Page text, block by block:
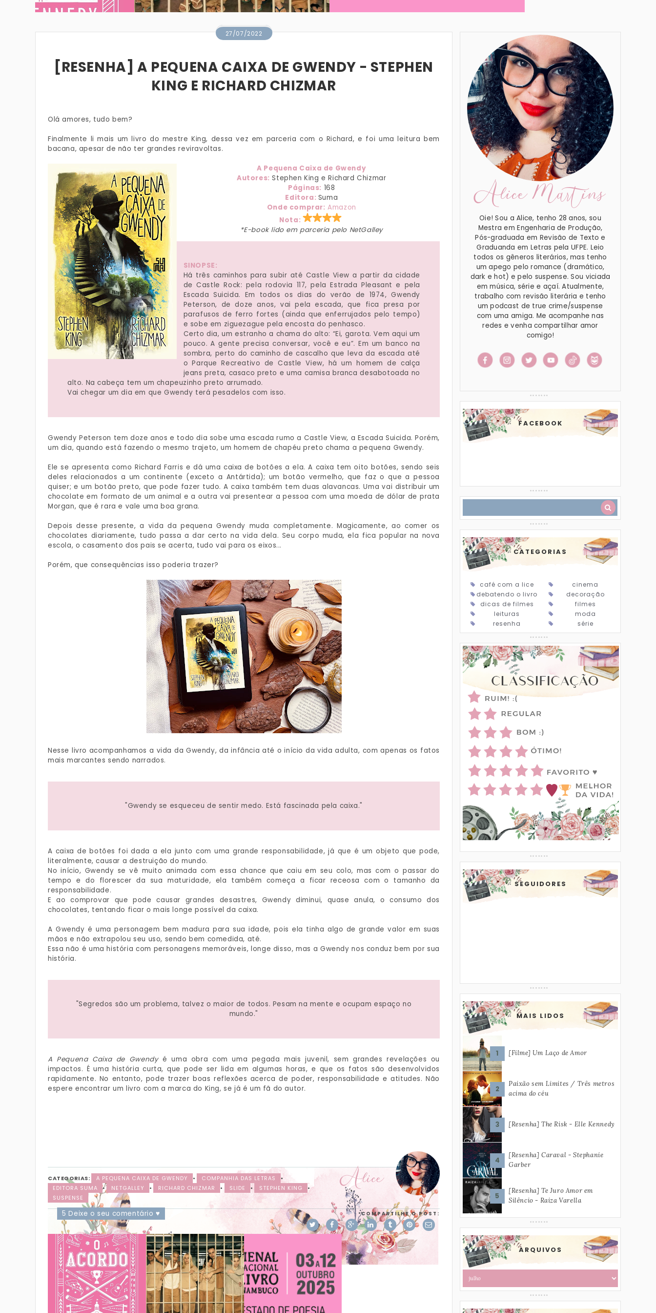
27/07/2022
[RESENHA] A PEQUENA CAIXA DE GWENDY - STEPHEN
KING E RICHARD CHIZMAR
Olá amores, tudo bem?
Finalmente li mais um livro do mestre King, dessa vez em parceria com o Richard, e foi uma leitura bem
bacana, apesar de não ter grandes reviravoltas.
A Pequena Caixa de Gwendy
Autores: Stephen King e Richard Chizmar
Páginas: 168
Editora: Suma
Onde comprar: Amazon
Nota:
*E-book lido em parceria pelo NetGalley
SINOPSE:
Há três caminhos para subir até Castle View a partir da cidade
de Castle Rock: pela rodovia 117, pela Estrada Pleasant e pela
Escada Suicida. Em todos os dias do verão de 1974, Gwendy
Peterson, de doze anos, vai pela escada, que fica presa por
parafusos de ferro fortes (ainda que enferrujados pelo tempo)
e sobe em ziguezague pela encosta do penhasco.
Certo dia, um estranho a chama do alto: “Ei, garota. Vem aqui um
pouco. A gente precisa conversar, você e eu”. Em um banco na
sombra, perto do caminho de cascalho que leva da escada até
o Parque Recreativo de Castle View, há um homem de calça
jeans preta, casaco preto e uma camisa branca desabotoada no
alto. Na cabeça tem um chapeuzinho preto arrumado.
Vai chegar um dia em que Gwendy terá pesadelos com isso.
Gwendy Peterson tem doze anos e todo dia sobe uma escada rumo a Castle View, a Escada Suicida. Porém,
um dia, quando está fazendo o mesmo trajeto, um homem de chapéu preto chama a pequena Gwendy.
Ele se apresenta como Richard Farris e dá uma caixa de botões a ela. A caixa tem oito botões, sendo seis
deles relacionados a um continente (exceto a Antártida); um botão vermelho, que faz o que a pessoa
quiser; e um botão preto, que pode fazer tudo. A caixa também tem duas alavancas. Uma vai distribuir um
chocolate em formato de um animal e a outra vai presentear a pessoa com uma moeda de dólar de prata
Morgan, que é rara e vale uma boa grana.
Depois desse presente, a vida da pequena Gwendy muda completamente. Magicamente, ao comer os
chocolates diariamente, tudo passa a dar certo na vida dela. Seu corpo muda, ela fica popular na nova
escola, o casamento dos pais se acerta, tudo vai para os eixos...
Porém, que consequências isso poderia trazer?
Nesse livro acompanhamos a vida da Gwendy, da infância até o início da vida adulta, com apenas os fatos
mais marcantes sendo narrados.
"Gwendy se esqueceu de sentir medo. Está fascinada pela caixa."
A caixa de botões foi dada a ela junto com uma grande responsabilidade, já que é um objeto que pode,
literalmente, causar a destruição do mundo.
No início, Gwendy se vê muito animada com essa chance que caiu em seu colo, mas com o passar do
tempo e do florescer da sua maturidade, ela também começa a ficar receosa com o tamanho da
responsabilidade.
E ao comprovar que pode causar grandes desastres, Gwendy diminui, quase anula, o consumo dos
chocolates, tentando ficar o mais longe possível da caixa.
A Gwendy é uma personagem bem madura para sua idade, pois ela tinha algo de grande valor em suas
mãos e não extrapolou seu uso, sendo bem comedida, até.
Essa não é uma história com personagens memoráveis, longe disso, mas a Gwendy nos conduz bem por sua
história.
"Segredos são um problema, talvez o maior de todos. Pesam na mente e ocupam espaço no
mundo."
A Pequena Caixa de Gwendyé uma obra com uma pegada mais juvenil, sem grandes revelações ou
impactos. É uma história curta, que pode ser lida em algumas horas, e que os fatos são desenvolvidos
rapidamente. No entanto, pode trazer boas reflexões acerca de poder, responsabilidade e atitudes. Não
espere encontrar um livro com a marca do King, se já é um fã do autor.
Alice
CATEGORIAS: A PEQUENA CAIXA DE GWENDY • COMPANHIA DAS LETRAS
•
EDITORA SUMA
• NETGALLEY • RICHARD CHIZMAR • SLIDE • STEPHEN KING
•
SUSPENSE
5 Deixe o seu comentário ♥ COMPARTILHE O POST:
Alice Martins
Oie! Sou a Alice, tenho 28 anos, sou
Mestra em Engenharia de Produção,
Pós-graduada em Revisão de Texto e
Graduanda em Letras pela UFPE. Leio
todos os gêneros literários, mas tenho
um apego pelo romance (dramático,
dark e hot) e pelo suspense. Sou viciada
em música, série e açaí. Atualmente,
trabalho com revisão literária e tenho
um podcast de true crime/suspense
com uma amiga. Me acompanhe nas
redes e venha compartilhar amor
comigo!
FACEBOOK
CATEGORIAS
café com a lice
cinema
debatendo o livro
decoração
dicas de filmes
filmes
leituras
moda
resenha
série
SEGUIDORES
MAIS LIDOS
[Filme] Um Laço de Amor
Paixão sem Limites / Três metros
acima do céu
[Resenha] The Risk - Elle Kennedy
[Resenha] Caraval - Stephanie
Garber
[Resenha] Te Juro Amor em
Silêncio - Raiza Varella
ARQUIVOS